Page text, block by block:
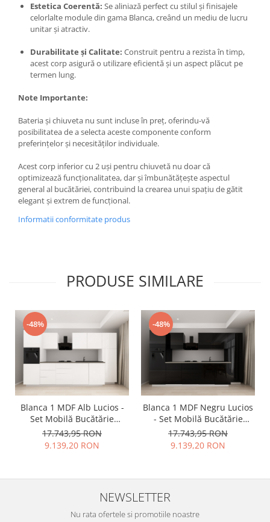
Estetica Coerentă: Se aliniază perfect cu stilul și finisajele
celorlalte module din gama Blanca, creând un mediu de lucru
unitar și atractiv.
Durabilitate și Calitate: Construit pentru a rezista în timp,
acest corp asigură o utilizare eficientă și un aspect plăcut pe
termen lung.
Note Importante:
Bateria și chiuveta nu sunt incluse în preț, oferindu-vă
posibilitatea de a selecta aceste componente conform
preferințelor și necesităților individuale.
Acest corp inferior cu 2 uși pentru chiuvetă nu doar că
optimizează funcționalitatea, dar și îmbunătățește aspectul
general al bucătăriei, contribuind la crearea unui spațiu de gătit
elegant și extrem de funcțional.
Informatii conformitate produs
PRODUSE SIMILARE
-48%
Blanca 1 MDF Alb Lucios -
Set Mobilă Bucătărie
Modulară Modernă MDF
3.6m Premium
Configurabilă Deschidere
Mânere/Push to Open
17.743,95 RON
9.139,20 RON
-48%
Blanca 1 MDF Negru Lucios
- Set Mobilă Bucătărie
Modulară Modernă MDF
3.6m Premium
Configurabilă Deschidere
Mânere/Push to Open
17.743,95 RON
9.139,20 RON
NEWSLETTER
Nu rata ofertele si promotiile noastre